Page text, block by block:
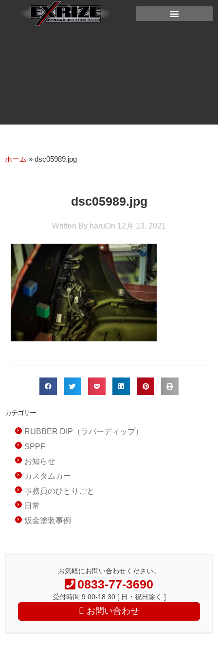
ホーム » dsc05989.jpg
dsc05989.jpg
Written By haruOn 12月 13, 2021
カテゴリー
RUBBER DIP（ラバーディップ）
SPPF
お知らせ
カスタムカー
事務員のひとりごと
日常
鈑金塗装事例
お気軽にお問い合わせください。
0833-77-3690
受付時間 9:00-18:30 [ 日・祝日除く ]
お問い合わせ